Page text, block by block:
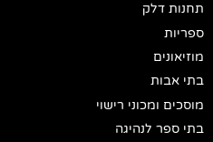
תחנות דלק
ספריות
מוזיאונים
בתי אבות
מוסכים ומכוני רישוי
בתי ספר לנהיגה